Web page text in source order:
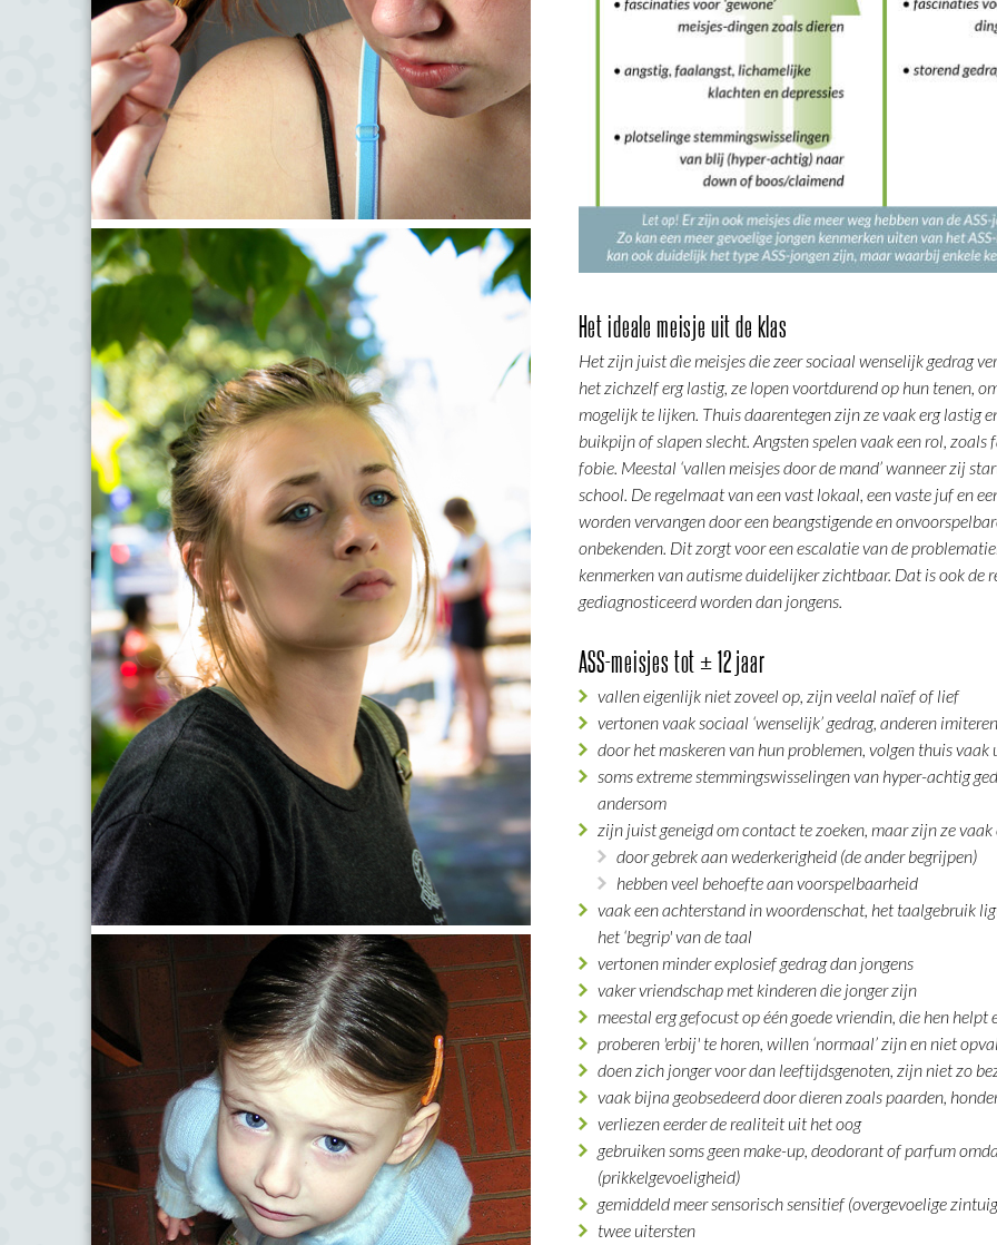
Het ideale meisje uit de klas
Het zijn juist dìe meisjes die zeer sociaal wenselijk gedrag
het zichzelf erg lastig, ze lopen voortdurend op hun tenen,
mogelijk te lijken. Thuis daarentegen zijn ze vaak erg lastig
buikpijn of slapen slecht. Angsten spelen vaak een rol, zoals
fobie. Meestal ‘vallen meisjes door de mand’ wanneer zij
school. De regelmaat van een vast lokaal, een vaste juf en
worden vervangen door een beangstigende en
onbekenden. Dit zorgt voor een escalatie van de
kenmerken van autisme duidelijker zichtbaar. Dat is ook de
gediagnosticeerd worden dan jongens.
ASS-meisjes tot ± 12 jaar
vallen eigenlijk niet zoveel op, zijn veelal naïef of lief
vertonen vaak sociaal ‘wenselijk’ gedrag, anderen imiteren
door het maskeren van hun problemen, volgen thuis
soms extreme stemmingswisselingen van hyper-achtig
andersom
zijn juist geneigd om contact te zoeken, maar zijn ze
door gebrek aan wederkerigheid (de ander begrijpen)
hebben veel behoefte aan voorspelbaarheid
vaak een achterstand in woordenschat, het taalgebruik
het ‘begrip' van de taal
vertonen minder explosief gedrag dan jongens
vaker vriendschap met kinderen die jonger zijn
meestal erg gefocust op één goede vriendin, die hen
proberen 'erbij' te horen, willen ‘normaal’ zijn en niet
doen zich jonger voor dan leeftijdsgenoten, zijn niet zo
vaak bijna geobsedeerd door dieren zoals paarden,
verliezen eerder de realiteit uit het oog
gebruiken soms geen make-up, deodorant of parfum
(prikkelgevoeligheid)
gemiddeld meer sensorisch sensitief (overgevoelige
twee uitersten